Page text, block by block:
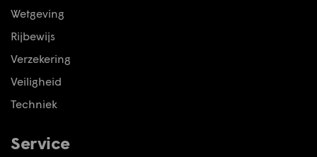
Wetgeving
Rijbewijs
Verzekering
Veiligheid
Techniek
Service